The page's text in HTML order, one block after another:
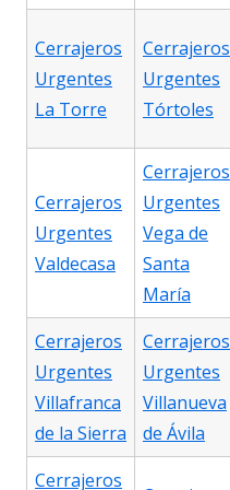
Cerrajeros
Urgentes
La Torre
Cerrajeros
Urgentes
Tórtoles
Cerrajeros
Urgentes
Valdecasa
Cerrajeros
Urgentes
Vega de
Santa
María
Cerrajeros
Urgentes
Villafranca
de la Sierra
Cerrajeros
Urgentes
Villanueva
de Ávila
Cerrajeros